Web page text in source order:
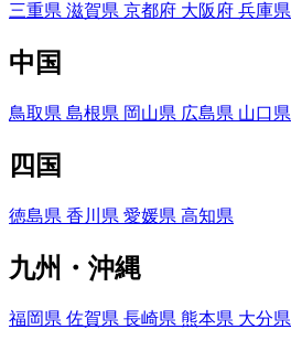
三重県 滋賀県 京都府 大阪府 兵庫県
中国
鳥取県 島根県 岡山県 広島県 山口県
四国
徳島県 香川県 愛媛県 高知県
九州・沖縄
福岡県 佐賀県 長崎県 熊本県 大分県